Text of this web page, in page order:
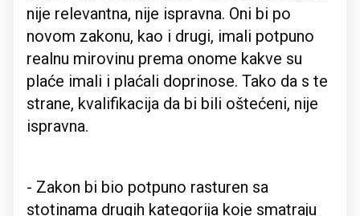
nije relevantna, nije ispravna. Oni bi po
novom zakonu, kao i drugi, imali potpuno
realnu mirovinu prema onome kakve su
plaće imali i plaćali doprinose. Tako da s te
strane, kvalifikacija da bi bili oštećeni, nije
ispravna.
- Zakon bi bio potpuno rasturen sa
stotinama drugih kategorija koje smatraju